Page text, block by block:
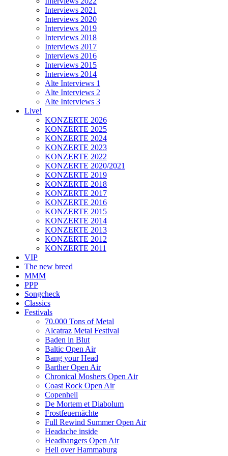
Interviews 2021
Interviews 2020
Interviews 2019
Interviews 2018
Interviews 2017
Interviews 2016
Interviews 2015
Interviews 2014
Alte Interviews 1
Alte Interviews 2
Alte Interviews 3
Live!
KONZERTE 2026
KONZERTE 2025
KONZERTE 2024
KONZERTE 2023
KONZERTE 2022
KONZERTE 2020/2021
KONZERTE 2019
KONZERTE 2018
KONZERTE 2017
KONZERTE 2016
KONZERTE 2015
KONZERTE 2014
KONZERTE 2013
KONZERTE 2012
KONZERTE 2011
VIP
The new breed
MMM
PPP
Songcheck
Classics
Festivals
70.000 Tons of Metal
Alcatraz Metal Festival
Baden in Blut
Baltic Open Air
Bang your Head
Barther Open Air
Chronical Moshers Open Air
Coast Rock Open Air
Copenhell
De Mortem et Diabolum
Frostfeuernächte
Full Rewind Summer Open Air
Headache inside
Headbangers Open Air
Hell over Hammaburg